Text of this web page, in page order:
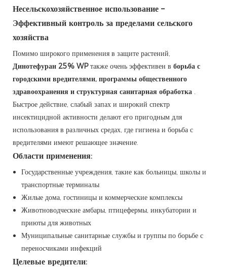
Несельскохозяйственное использование –
Эффективный контроль за пределами сельского
хозяйства
Помимо широкого применения в защите растений,
Динотефуран 25% WPтакже очень эффективен в борьба с
городскими вредителями, программы общественного
здравоохранения и структурная санитарная обработка
Быстрое действие, слабый запах и широкий спектр
инсектицидной активности делают его пригодным для
использования в различных средах, где гигиена и борьба с
вредителями имеют решающее значение.
Области применения:
Государственные учреждения, такие как больницы, школы и
транспортные терминалы
Жилые дома, гостиницы и коммерческие комплексы
Животноводческие амбары, птицефермы, инкубатории и
приюты для животных
Муниципальные санитарные службы и группы по борьбе с
переносчиками инфекций
Целевые вредители: